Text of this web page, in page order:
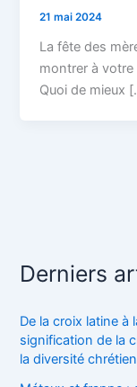
21 mai 2024
La fête des
montrer à
Quoi de mieux
Derniers
De la croix latine à
signification de la
la diversité